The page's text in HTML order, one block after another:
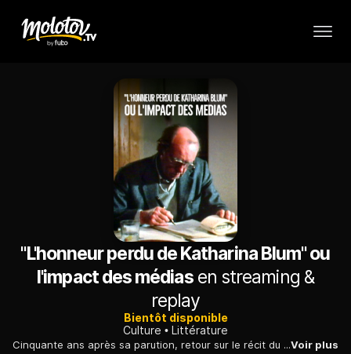
"L'honneur perdu de Katharina Blum" ou
l'impact des médiasen streaming &
replay
Bientôt disponible
Culture
Littérature
Cinquante ans après sa parution, retour sur le récit du prix Nobel de littérature allemand Heinrich Böll, best-seller immédiat et brûlot contre la désinformation.Voir plus